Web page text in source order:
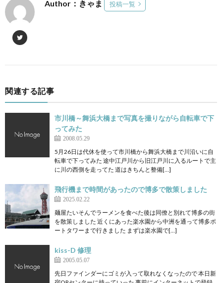
Author：きゃま 投稿一覧
関連する記事
市川橋～舞浜大橋まで写真を撮りながら自転車で下
ってみた
2008.05.29
5月26日は代休を使って市川橋から舞浜大橋まで川沿いに自
転車で下ってみた 途中江戸川から旧江戸川に入るルートで主
に川の西側を走ってた 道はきちんと整備[…]
飛行機まで時間があったので博多で散策しました
2025.02.22
麺屋たいそんでラーメンを食べた後は同僚と別れて博多の街
を散策しました 近くにあった楽水園から中洲を通って博多ポ
ートタワーまで行きました まずは楽水園で[…]
kiss-D 修理
2005.05.07
先日ファインダーにゴミが入って取れなくなったので 本日新